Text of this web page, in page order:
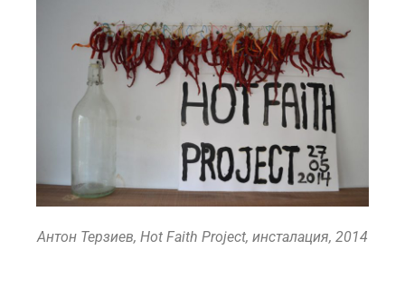
Антон Терзиев, Hot Faith Project, инсталация, 2014